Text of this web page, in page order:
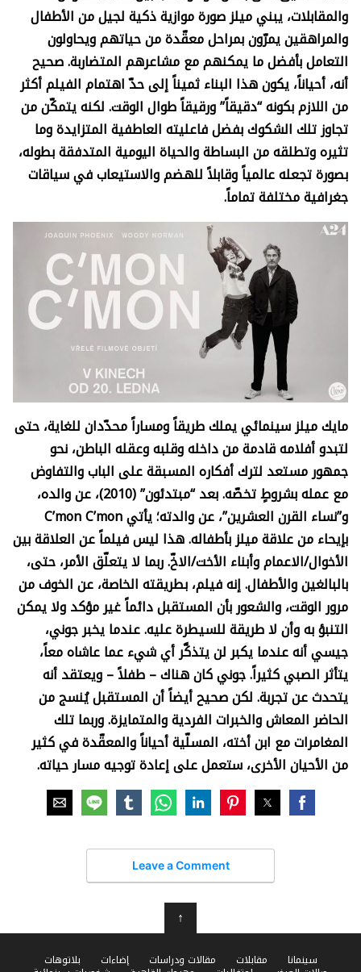
والمقابلات، يبني ميلز صورة موازية ذكية لجيل من الأطفال
والمراهقين يمرّون بمراحل معقّدة من حياتهم ويحاولون
التعامل بأفضل ما يمكنهم مع مشاعرهم المتضاربة. صحيح
أنه، أحياناً، يكون هذا البناء ثميناً إلى حدّ اهتمام الفيلم أكثر
من اللازم بكونه “دقيقاً” ورقيقاً طوال الوقت. لكنه يتمكّن من
تجاوز تلك الشكوك بفضل فاعليته العاطفية المتزايدة وما
تثيره وتطلقه من البساطة والحياة اليومية المتدفقة بطوله،
بصورة تجعله عالمياً وقابلاً للهضم والاستيعاب في سياقات
جغرافية مختلفة تماماً.
مايك ميلز سينمائي يملك طريقاً ومساراً محدّدان للغاية، حتى
لتبدو أفلامه قادمة من داخله وقلبه وعقله الباطن، نحو
جمهور مستعد لترك أفكاره المسبقة على الباب والتفاوض
مع عمله بشروطٍ تخصّه. بعد “مبتدئون” (2010)، عن والده،
و”نساء القرن العشرين”، عن والدته؛ يأتي
بإيحاء من علاقة ميلز بأطفاله. هذا ليس فيلماً عن العلاقة بين
الأخوال/الاعمام وأبناء الأخت/الاخّ. ربما لا يتعلّق الأمر، حتى،
بالبالغين والأطفال. إنه فيلم، بطريقته الخاصة، عن الخوف من
مرور الوقت، والشعور بأن المستقبل دائماً غير مؤكد ولا يمكن
التنبؤ به وأن لا طريقة للسيطرة عليه. عندما يخبر جوني،
جيسي أنه عندما يكبر لن يتذكَّر أي شيء عما عاشاه معاً،
يتأثر الصبي كثيراً. جوني كان هناك – طفلاً – ويعتقد أنه
يتحدث عن تجربة. لكن صحيح أيضاً أن المستقبل يُنسج من
الحاضر المعاش والخبرات الفردية والمتمايزة. وربما تلك
المغامرات مع ابن أخته، المسلّية أحياناً والمعقّدة في كثير
من الأحيان الأخرى، ستعمل على إعادة توجيه مسار حياته.
Leave a Comment
↑
سينمانا مقابلات مقالات ودراسات إضاءات بلاتوهات